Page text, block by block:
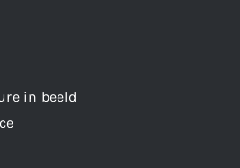
in beeld